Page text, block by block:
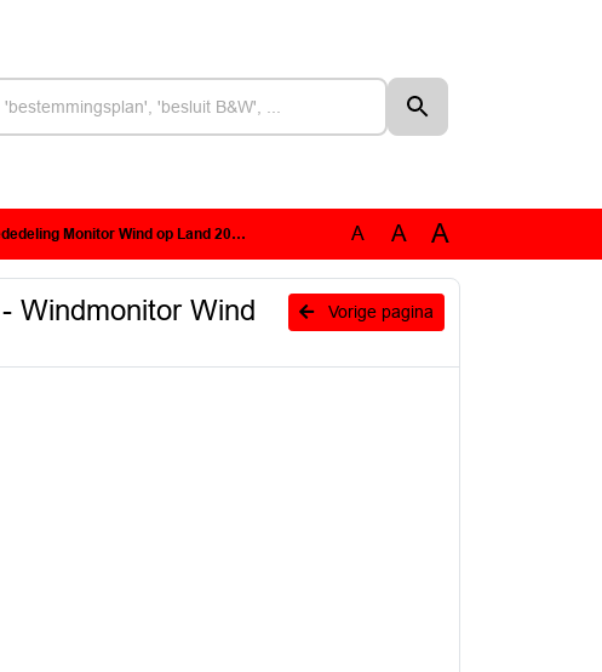
op Land 2018 - Windmonitor Wind op Land 2018.pdf A A A
Vorige pagina
Windmonitor Wind